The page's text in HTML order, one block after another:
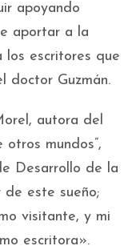
apoyando
aportar a la
escritores que
doctor Guzmán.
autora del
mundos”,
Desarrollo de la
de este sueño;
visitante, y mi
escritora».